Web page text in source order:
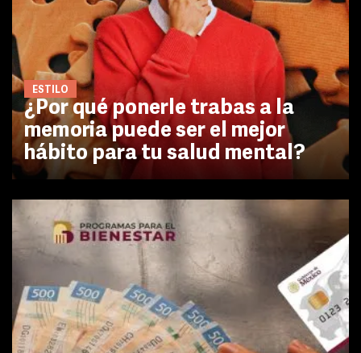
ESTILO
¿Por qué ponerle trabas a la
memoria puede ser el mejor
hábito para tu salud mental?